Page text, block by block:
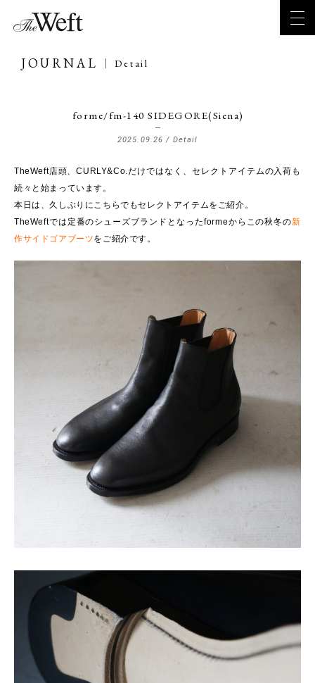
JOURNAL Detail
forme/fm-140 SIDEGORE(Siena)
2025.09.26 / Detail
TheWeft店頭、CURLY&Co.だけではなく、セレクトアイテムの入荷も
続々と始まっています。
本日は、久しぶりにこちらでもセレクトアイテムをご紹介。
TheWeftでは定番のシューズブランドとなったformeからこの秋冬の新
作サイドゴアブーツをご紹介です。